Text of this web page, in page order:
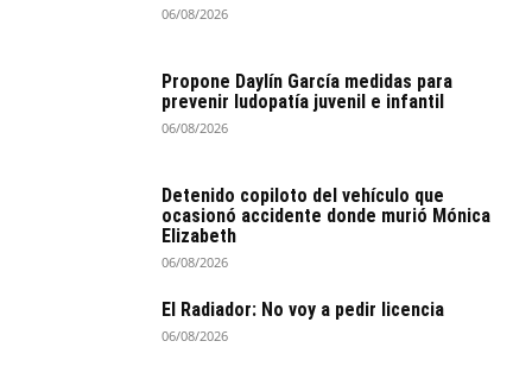
06/08/2026
Propone Daylín García medidas para
prevenir ludopatía juvenil e infantil
06/08/2026
Detenido copiloto del vehículo que
ocasionó accidente donde murió Mónica
Elizabeth
06/08/2026
El Radiador: No voy a pedir licencia
06/08/2026